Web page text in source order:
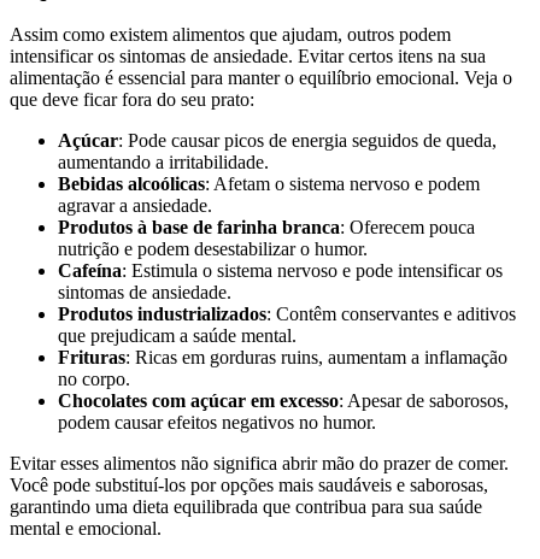
Assim como existem alimentos que ajudam, outros podem
intensificar os sintomas de ansiedade. Evitar certos itens na sua
alimentação é essencial para manter o equilíbrio emocional. Veja o
que deve ficar fora do seu prato:
Açúcar: Pode causar picos de energia seguidos de queda,
aumentando a irritabilidade.
Bebidas alcoólicas: Afetam o sistema nervoso e podem
agravar a ansiedade.
Produtos à base de farinha branca: Oferecem pouca
nutrição e podem desestabilizar o humor.
Cafeína: Estimula o sistema nervoso e pode intensificar os
sintomas de ansiedade.
Produtos industrializados: Contêm conservantes e aditivos
que prejudicam a saúde mental.
Frituras: Ricas em gorduras ruins, aumentam a inflamação
no corpo.
Chocolates com açúcar em excesso: Apesar de saborosos,
podem causar efeitos negativos no humor.
Evitar esses alimentos não significa abrir mão do prazer de comer.
Você pode substituí-los por opções mais saudáveis e saborosas,
garantindo uma dieta equilibrada que contribua para sua saúde
mental e emocional.